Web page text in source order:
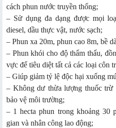
cách phun nước truyền thống;
– Sử dụng đa dạng được mọi
diesel, dầu thực vật, nước sạch;
– Phun xa 20m, phun cao 8m, bề
– Phun khói cho độ thẩm thấu,
vực để tiêu diệt tất cả các loại côn
– Giúp giảm tỷ lệ độc hại xuống
– Không dư thừa lượng thuốc trừ
bảo vệ môi trường;
– 1 hecta phun trong khoảng 30
gian và nhân công lao động;